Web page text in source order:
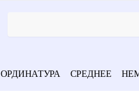
ОРДИНАТУРА СРЕДНЕЕ